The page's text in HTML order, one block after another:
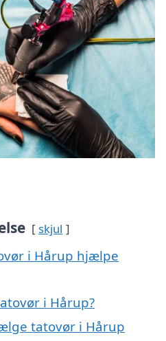
skjul
i Hårup hjælpe
i Hårup?
tatovør i Hårup